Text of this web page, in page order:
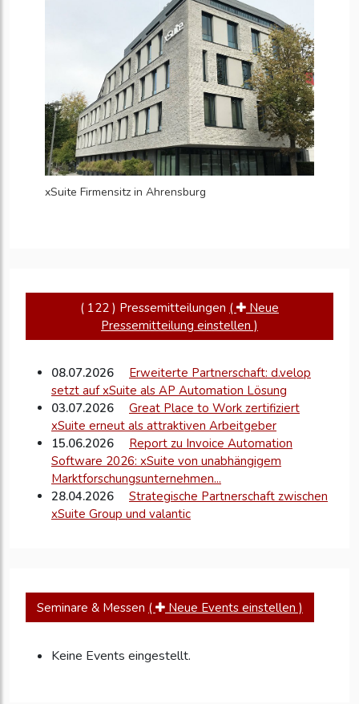
xSuite Firmensitz in Ahrensburg
( 122 ) Pressemitteilungen (
Neue
Pressemitteilung einstellen )
08.07.2026
Erweiterte Partnerschaft: d.velop
setzt auf xSuite als AP Automation Lösung
03.07.2026
Great Place to Work zertifiziert
xSuite erneut als attraktiven Arbeitgeber
15.06.2026
Report zu Invoice Automation
Software 2026: xSuite von unabhängigem
Marktforschungsunternehmen...
28.04.2026
Strategische Partnerschaft zwischen
xSuite Group und valantic
12.02.2026
E-Rechnungspflicht und KI in der
Rechnungsverarbeitung – xSuite informiert...
BTP-Zertifizierungen
Seminare & Messen ( Neue Events einstellen )
Keine Events eingestellt.